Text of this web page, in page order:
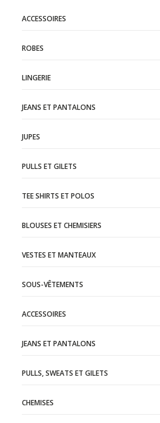
ACCESSOIRES
ROBES
LINGERIE
JEANS ET PANTALONS
JUPES
PULLS ET GILETS
TEE SHIRTS ET POLOS
BLOUSES ET CHEMISIERS
VESTES ET MANTEAUX
SOUS-VÊTEMENTS
ACCESSOIRES
JEANS ET PANTALONS
PULLS, SWEATS ET GILETS
CHEMISES